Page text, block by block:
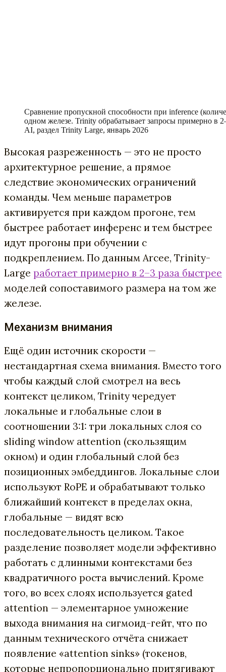
Сравнение пропускной способности при inference
одном железе. Trinity обрабатывает запросы примерно в
AI, раздел Trinity Large, январь 2026
Высокая разреженность — это не просто
архитектурное решение, а прямое
следствие экономических ограничений
команды. Чем меньше параметров
активируется при каждом прогоне, тем
быстрее работает инференс и тем быстрее
идут прогоны при обучении с
подкреплением. По данным Arcee, Trinity-
Large работает примерно в 2–3 раза быстрее
моделей сопоставимого размера на том же
железе.
Механизм внимания
Ещё один источник скорости —
нестандартная схема внимания. Вместо того
чтобы каждый слой смотрел на весь
контекст целиком, Trinity чередует
локальные и глобальные слои в
соотношении 3:1: три локальных слоя со
sliding window attention (скользящим
окном) и один глобальный слой без
позиционных эмбеддингов. Локальные слои
используют RoPE и обрабатывают только
ближайший контекст в пределах окна,
глобальные — видят всю
последовательность целиком. Такое
разделение позволяет модели эффективно
работать с длинными контекстами без
квадратичного роста вычислений. Кроме
того, во всех слоях используется gated
attention — элементарное умножение
выхода внимания на сигмоид-гейт, что по
данным технического отчёта снижает
появление «attention sinks» (токенов,
которые непропорционально притягивают